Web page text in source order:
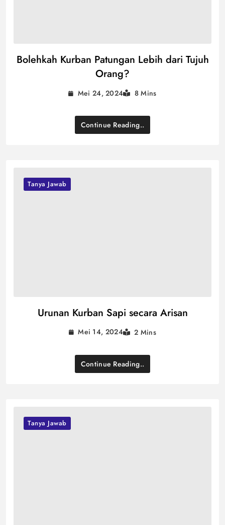
Bolehkah Kurban Patungan Lebih dari Tujuh
Orang?
Mei 24, 2024 8 Mins
Continue Reading..
Tanya Jawab
Urunan Kurban Sapi secara Arisan
Mei 14, 2024 2 Mins
Continue Reading..
Tanya Jawab